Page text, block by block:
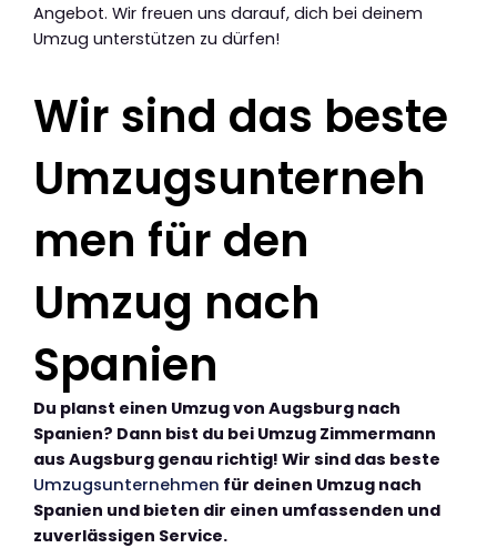
Angebot. Wir freuen uns darauf, dich bei deinem
Umzug unterstützen zu dürfen!
Wir sind das beste
Umzugsunterneh
men für den
Umzug nach
Spanien
Du planst einen Umzug von Augsburg nach
Spanien? Dann bist du bei Umzug Zimmermann
aus Augsburg genau richtig! Wir sind das beste
Umzugsunternehmen für deinen Umzug nach
Spanien und bieten dir einen umfassenden und
zuverlässigen Service.